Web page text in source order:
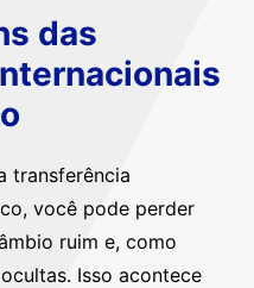
das
transferência
você pode perder
ruim e, como
Isso acontece